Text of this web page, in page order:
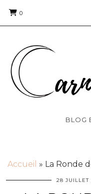
0
BLOG
Accueil » La Ronde
28 JUILLET